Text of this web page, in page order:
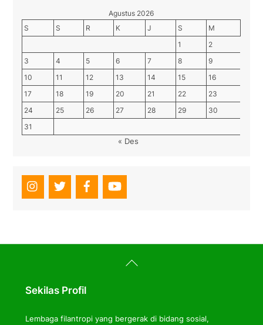
Agustus 2026
S
S R K J S
M
1
2
3
4 5 6 7 8
9
10
11 12 13 14 15
16
17
18 19 20 21 22
23
24
25 26 27 28 29
30
31
« Des
Back
To
Sekilas Profil
Lembaga filantropi yang bergerak di bidang sosial,